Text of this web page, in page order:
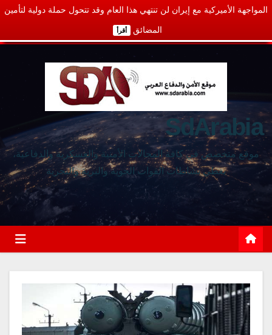
المواجهة الأميركية مع إيران لن تنتهي هذا العام وقد تتحول حملة دولية لتأمين
المضائق أقرأ
SdArabia
موقع متخصص في كافة المجالات الأمنية والعسكرية والدفاعية،
يغطي نشاطات القوات الجوية والبرية والبحرية